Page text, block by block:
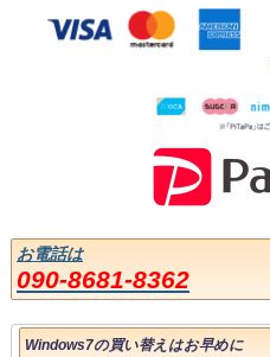
お電話は
090-8681-8362
Windows7の買い替えはお早めに